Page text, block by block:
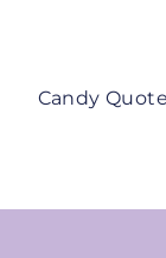
Candy